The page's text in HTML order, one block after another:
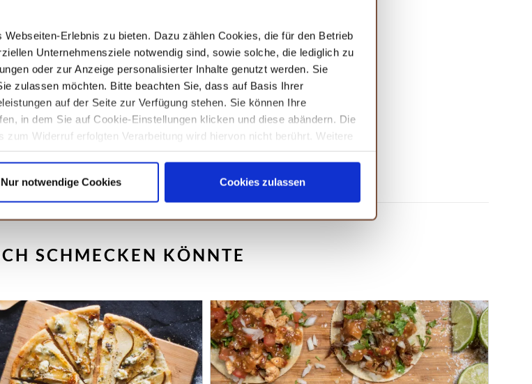
Erlebnis zu bieten. Dazu zählen Cookies, die für den Betrieb
Unternehmensziele notwendig sind, sowie solche, die lediglich zu
oder zur Anzeige personalisierter Inhalte genutzt werden. Sie
zulassen möchten. Bitte beachten Sie, dass auf Basis Ihrer
auf der Seite zur Verfügung stehen. Sie können Ihre
in dem Sie auf Cookie-Einstellungen klicken und diese abändern. Die
Widerruf erfolgten Verarbeitung wird hiervon nicht berührt. Weitere
Nur notwendige Cookies Cookies zulassen
Speisekarte.
SCHMECKEN KÖNNTE